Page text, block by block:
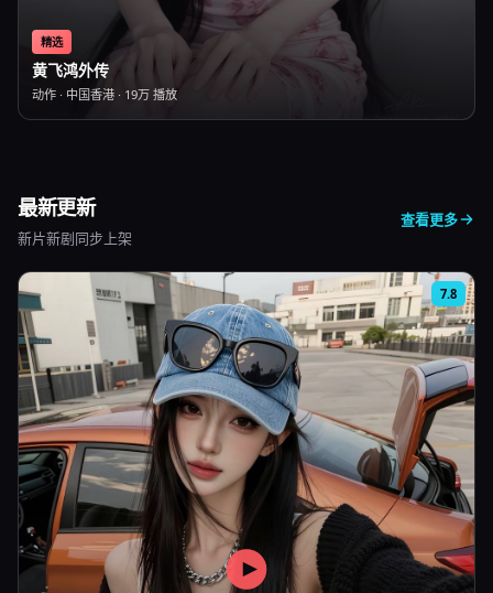
精选
黄飞鸿外传
动作 · 中国香港 · 19万 播放
最新更新
新片新剧同步上架
查看更多
7.8